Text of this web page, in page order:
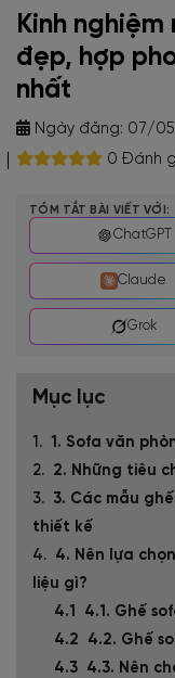
Kinh
đẹp, hợp
nhất
Ngày đăng: 07/
0 Đánh
TÓM TẮT BÀI VIẾT VỚI:
ChatGPT
Claude
Grok
Mục lục
1. Sofa văn
2. Những tiêu
3. Các mẫu
thiết kế
4. Nên lựa
liệu gì?
4.1. Ghế
4.2. Ghế
4.3. Nên